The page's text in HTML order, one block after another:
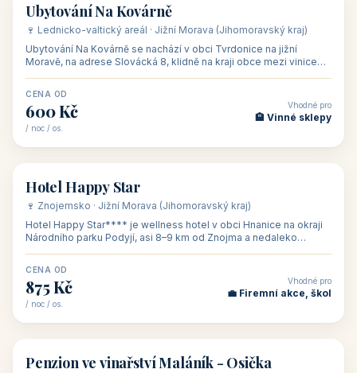
🏡 penzion
Ubytování Na Kovárně
🍷 Lednicko-valtický areál · Jižní Morava (Jihomoravský kraj)
Ubytování Na Kovárně se nachází v obci Tvrdonice na jižní
Moravě, na adrese Slovácká 8, klidně na kraji obce mezi vinicemi,
CENA OD
600 Kč
/ noc / os.
Vhodné pro
🏨 Vinné sklepy
🏨 hotel
Hotel Happy Star
🍷 Znojemsko · Jižní Morava (Jihomoravský kraj)
Hotel Happy Star**** je wellness hotel v obci Hnanice na okraji
Národního parku Podyjí, asi 8–9 km od Znojma a nedaleko
CENA OD
875 Kč
/ noc / os.
Vhodné pro
💼 Firemní akce, škol
🏡 penzion
Penzion ve vinařství Maláník - Osička